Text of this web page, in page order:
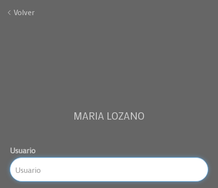
Volver
MARIA LOZANO
Usuario